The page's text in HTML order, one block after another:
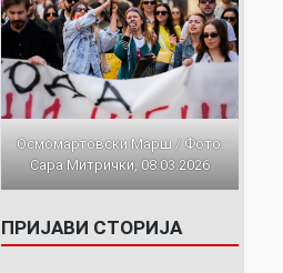
Осмомартовски Марш / Фото:
Сара Митрички, 08.03.2026
ПРИЈАВИ СТОРИЈА